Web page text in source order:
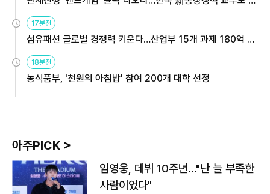
용해야
17분전
섬유패션 글로벌 경쟁력 키운다…산업부 15개 과제 180억 지
원
18분전
농식품부, '천원의 아침밥' 참여 200개 대학 선정
아주PICK >
임영웅, 데뷔 10주년…"난 늘 부족한
사람이었다"